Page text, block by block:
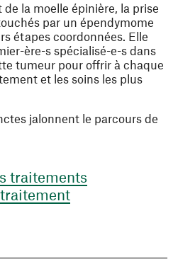
la moelle épinière, la prise
par un épendymome
étapes coordonnées. Elle
ère-s spécialisé-e-s dans
tumeur pour offrir à chaque
et les soins les plus
jalonnent le parcours de
traitements